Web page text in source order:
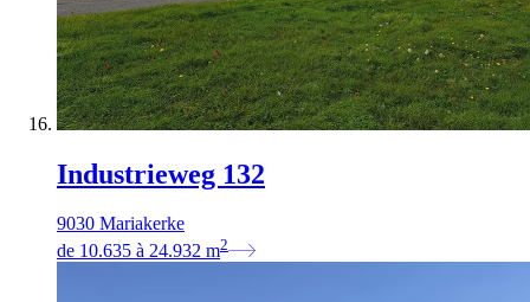
Industrieweg 132
9030 Mariakerke
de 10.635 à 24.932 m2